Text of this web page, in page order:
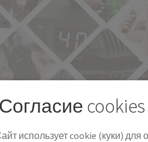
Полезная
Согласие cookies
использует cookie (куки) для